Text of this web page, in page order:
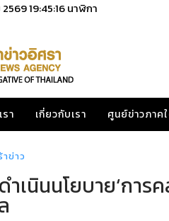
19:45:17นาฬิกา
า เกี่ยวกับเรา ศูนย์ข่าวภาค
ข่าว
ำเนินนโยบาย‘กา